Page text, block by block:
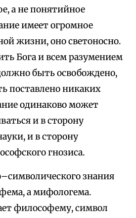
а не понятийное
имеет огромное
жизни, оно светоносно.
Бога и всем разумением
быть освобождено,
поставлено никаких
одинаково может
и в сторону
и в сторону
гнозиса.
знания
а мифологема.
философему, символ